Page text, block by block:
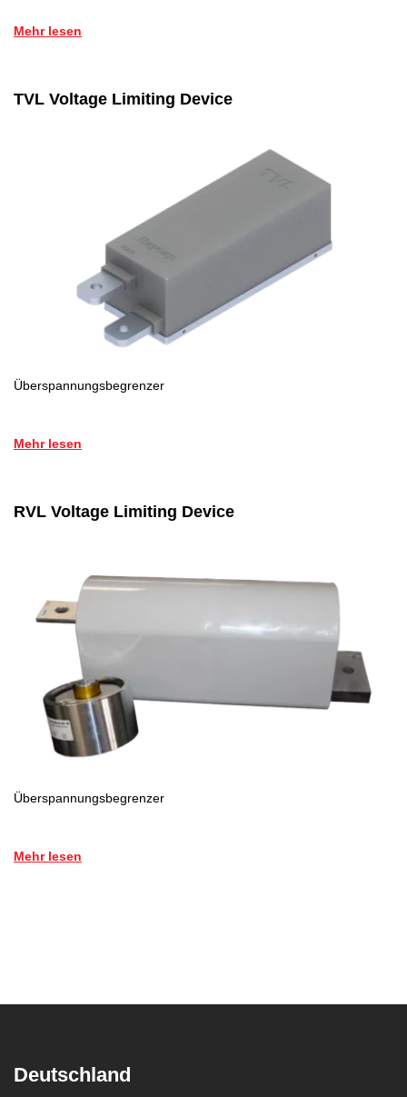
Mehr lesen
TVL Voltage Limiting Device
Überspannungsbegrenzer
Mehr lesen
RVL Voltage Limiting Device
Überspannungsbegrenzer
Mehr lesen
Deutschland